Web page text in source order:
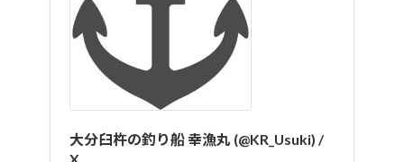
大分臼杵の釣り船 幸漁丸 (@KR_Usuki) /